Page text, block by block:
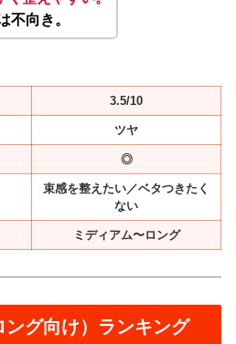
不向き。
3.5/10
ツヤ
◎
束感を整えたい／ベタつきたく
ない
ミディアム〜ロング
ング向け）ランキング